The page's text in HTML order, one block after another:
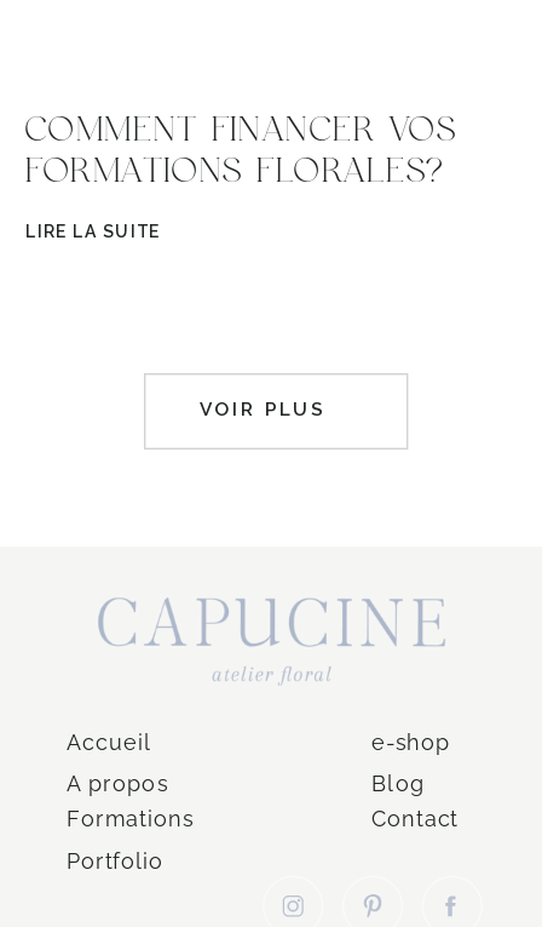
VOIR PLUS
LIRE LA SUITE
COMMENT FINANCER VOS
FORMATIONS FLORALES?
Accueil
A propos
Portfolio
e-shop
Blog
Contact
Formations